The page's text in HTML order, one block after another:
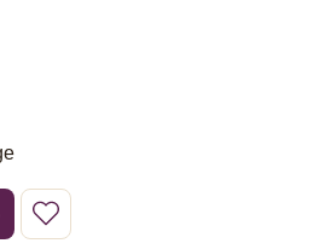
ein oder benutze die Schaltflächen